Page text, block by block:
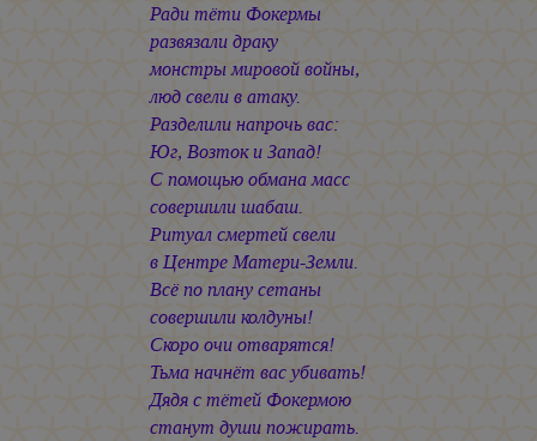
Ради тёти Фокермы
развязали драку
монстры мировой войны,
люд свели в атаку.
Разделили напрочь вас:
Юг, Возток и Запад!
С помощью обмана масс
совершили шабаш.
Ритуал смертей свели
в Центре Матери-Земли.
Всё по плану сетаны
совершили колдуны!
Скоро очи отварятся!
Тьма начнёт вас убивать!
Дядя с тётей Фокермою
станут души пожирать.